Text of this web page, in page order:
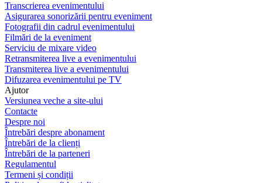
Transcrierea evenimentului
Asigurarea sonorizării pentru eveniment
Fotografii din cadrul evenimentului
Filmări de la eveniment
Serviciu de mixare video
Retransmiterea live a evenimentului
Transmiterea live a evenimentului
Difuzarea evenimentului pe TV
Ajutor
Versiunea veche a site-ului
Contacte
Despre noi
Întrebări despre abonament
Întrebări de la clienți
Întrebări de la parteneri
Regulamentul
Termeni și condiții